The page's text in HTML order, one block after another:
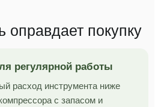
оправдает покупку
регулярной работы
расход инструмента ниже
с запасом и